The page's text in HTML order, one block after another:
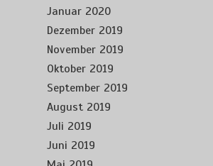
Januar 2020
Dezember 2019
November 2019
Oktober 2019
September 2019
August 2019
Juli 2019
Juni 2019